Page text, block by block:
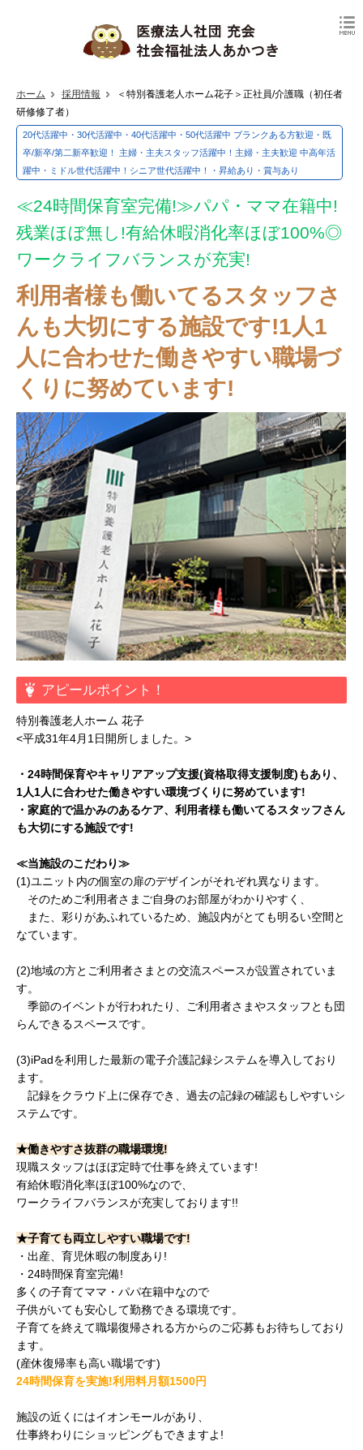
ホーム 採用情報
＜特別養護老人ホーム花子＞正社員/介護職（初任者
研修修了者）
20代活躍中・30代活躍中・40代活躍中・50代活躍中 ブランクある方歓迎・既
卒/新卒/第二新卒歓迎！ 主婦・主夫スタッフ活躍中！主婦・主夫歓迎 中高年活
躍中・ミドル世代活躍中！シニア世代活躍中！・昇給あり・賞与あり
≪24時間保育室完備!≫パパ・ママ在籍中!
残業ほぼ無し!有給休暇消化率ほぼ100%◎
ワークライフバランスが充実!
利用者様も働いてるスタッフさ
んも大切にする施設です!1人1
人に合わせた働きやすい職場づ
くりに努めています!
アピールポイント！
特別養護老人ホーム 花子
<平成31年4月1日開所しました。>
・24時間保育やキャリアアップ支援(資格取得支援制度)もあり、
1人1人に合わせた働きやすい環境づくりに努めています!
・家庭的で温かみのあるケア、利用者様も働いてるスタッフさん
も大切にする施設です!
≪当施設のこだわり≫
(1)ユニット内の個室の扉のデザインがそれぞれ異なります。
そのためご利用者さまご自身のお部屋がわかりやすく、
また、彩りがあふれているため、施設内がとても明るい空間と
なています。
(2)地域の方とご利用者さまとの交流スペースが設置されていま
す。
季節のイベントが行われたり、ご利用者さまやスタッフとも団
らんできるスペースです。
(3)iPadを利用した最新の電子介護記録システムを導入しており
ます。
記録をクラウド上に保存でき、過去の記録の確認もしやすいシ
ステムです。
★働きやすさ抜群の職場環境!
現職スタッフはほぼ定時で仕事を終えています!
有給休暇消化率ほぼ100%なので、
ワークライフバランスが充実しております!!
★子育ても両立しやすい職場です!
・出産、育児休暇の制度あり!
・24時間保育室完備!
多くの子育てママ・パパ在籍中なので
子供がいても安心して勤務できる環境です。
子育てを終えて職場復帰される方からのご応募もお待ちしており
ます。
(産休復帰率も高い職場です)
24時間保育を実施!利用料月額1500円
施設の近くにはイオンモールがあり、
仕事終わりにショッピングもできますよ!